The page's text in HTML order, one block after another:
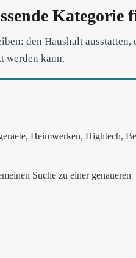
Kategorie
den Haushalt
werden kann.
Heimwerken, Hightech,
Suche zu einer genaueren